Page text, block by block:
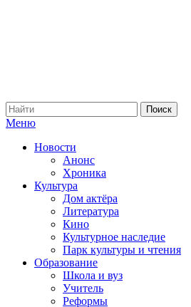
Меню
Новости
Анонс
Хроника
Культура
Дом актёра
Литература
Кино
Культурное наследие
Парк культуры и чтения
Образование
Школа и вуз
Учитель
Реформы